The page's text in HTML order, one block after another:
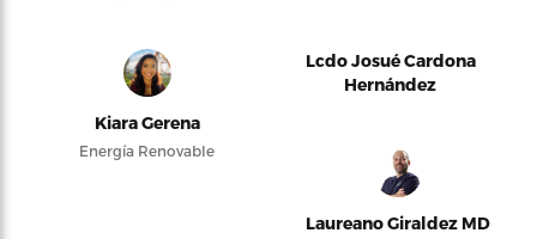
Kiara Gerena
Energía Renovable
Lcdo Josué Cardona
Hernández
Laureano Giraldez MD